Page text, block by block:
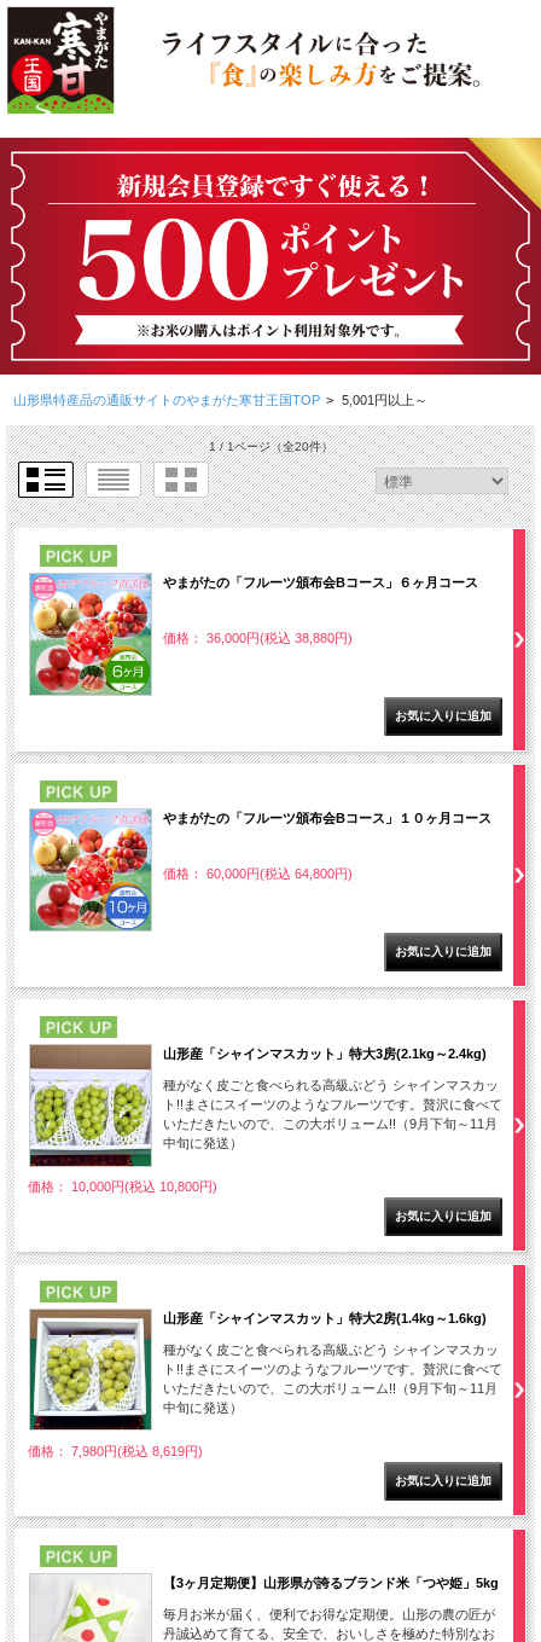
山形県特産品の通販サイトのやまがた寒甘王国TOP > 5,001円以上～
1 / 1ページ（全20件）
やまがたの「フルーツ頒布会Bコース」６ヶ月コース
価格： 36,000円(税込 38,880円)
やまがたの「フルーツ頒布会Bコース」１０ヶ月コース
価格： 60,000円(税込 64,800円)
山形産「シャインマスカット」特大3房(2.1kg～2.4kg)
種がなく皮ごと食べられる高級ぶどう シャインマスカッ
ト!!まさにスイーツのようなフルーツです。贅沢に食べて
いただきたいので、この大ボリューム!!（9月下旬～11月
中旬に発送）
価格： 10,000円(税込 10,800円)
山形産「シャインマスカット」特大2房(1.4kg～1.6kg)
種がなく皮ごと食べられる高級ぶどう シャインマスカッ
ト!!まさにスイーツのようなフルーツです。贅沢に食べて
いただきたいので、この大ボリューム!!（9月下旬～11月
中旬に発送）
価格： 7,980円(税込 8,619円)
【3ヶ月定期便】山形県が誇るブランド米「つや姫」5kg
毎月お米が届く、便利でお得な定期便。山形の農の匠が
丹誠込めて育てる、安全で、おいしさを極めた特別なお